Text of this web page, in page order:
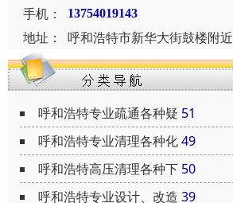
手机：
13754019143
地址： 呼和浩特市新华大街鼓楼附近
呼和浩特专业疏通各种疑 51
呼和浩特专业清理各种化49
呼和浩特高压清理各种下 50
呼和浩特专业设计、改造 39